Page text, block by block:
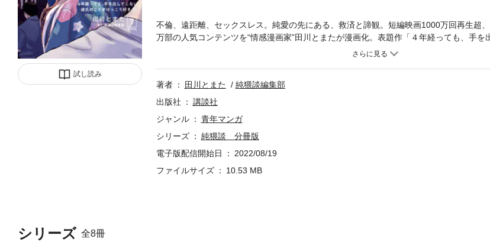
試し読み
シリーズ 全8冊
不倫、遠距離、セックスレス。純愛の先にある、救済と諦観。短編映画1000万回再生超
万部の人気コンテンツを“情感漫画家”田川とまたが漫画化。表題作「４年経っても、手を
っこう好きだ。」に加え、「出会って10年目、夫の不倫に気付いてしまった。」「タバコ
著者 田川とまた
純猥談編集部
出版社
講談社
ジャンル
青年マンガ
シリーズ
純猥談 分冊版
電子版配信開始日
2022/08/19
ファイルサイズ
10.53 MB